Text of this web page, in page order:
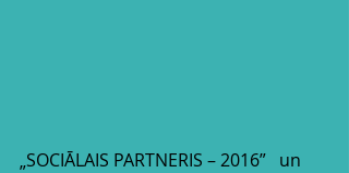
„SOCIĀLAIS PARTNERIS – 2016”   un